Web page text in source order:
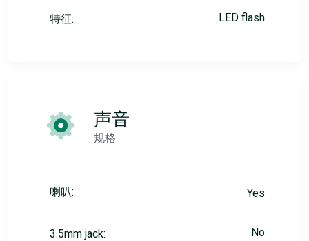
特征: LED flash
声音
规格
喇叭: Yes
3.5mm jack: No